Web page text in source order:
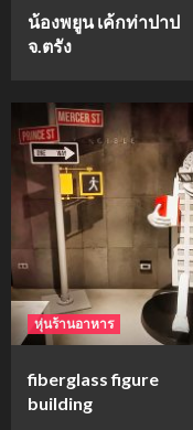
2
ก้อนเนื้อท
3
mockups
soul
4
mockups
ม็อคอัพข
5
ม็อคอัพน้ำ
น้องพยูน เค้กท่าปาป
จ.ตรัง
หุ่นร้านอาหาร
fiberglass figure
building